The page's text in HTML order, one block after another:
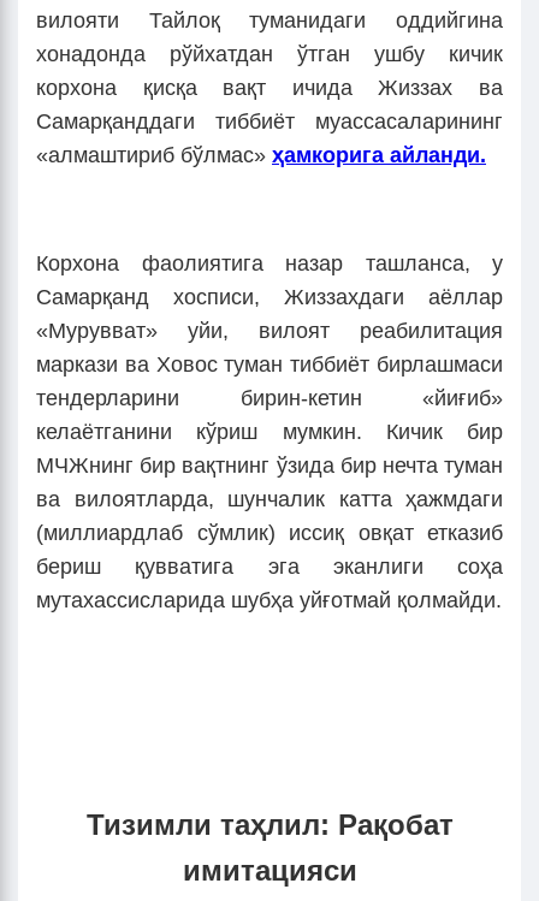
вилояти Тайлоқ туманидаги оддийгина
хонадонда рўйхатдан ўтган ушбу кичик
корхона қисқа вақт ичида Жиззах ва
Самарқанддаги тиббиёт муассасаларининг
«алмаштириб бўлмас» ҳамкорига айланди.
Корхона фаолиятига назар ташланса, у
Самарқанд хосписи, Жиззахдаги аёллар
«Мурувват» уйи, вилоят реабилитация
маркази ва Ховос туман тиббиёт бирлашмаси
тендерларини бирин-кетин «йиғиб»
келаётганини кўриш мумкин. Кичик бир
МЧЖнинг бир вақтнинг ўзида бир нечта туман
ва вилоятларда, шунчалик катта ҳажмдаги
(миллиардлаб сўмлик) иссиқ овқат етказиб
бериш қувватига эга эканлиги соҳа
мутахассисларида шубҳа уйғотмай қолмайди.
Тизимли таҳлил: Рақобат
имитацияси